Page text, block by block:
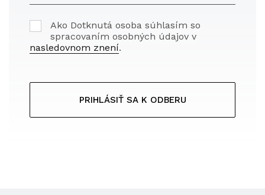
Ako Dotknutá osoba súhlasím so
spracovaním osobných údajov v
nasledovnom znení.
PRIHLÁSIŤ SA K ODBERU